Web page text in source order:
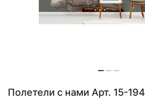
Полетели с нами Арт. 15-194